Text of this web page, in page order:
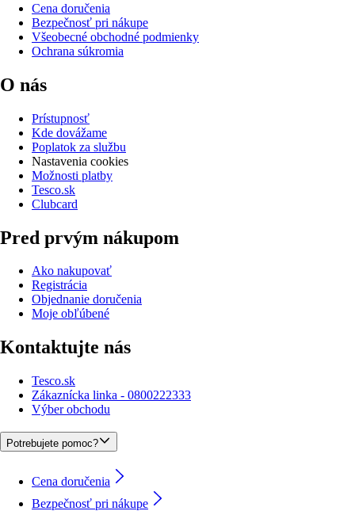
Cena doručenia
Bezpečnosť pri nákupe
Všeobecné obchodné podmienky
Ochrana súkromia
O nás
Prístupnosť
Kde dovážame
Poplatok za službu
Nastavenia cookies
Možnosti platby
Tesco.sk
Clubcard
Pred prvým nákupom
Ako nakupovať
Registrácia
Objednanie doručenia
Moje obľúbené
Kontaktujte nás
Tesco.sk
Zákaznícka linka - 0800222333
Výber obchodu
Potrebujete pomoc?
Cena doručenia
Bezpečnosť pri nákupe